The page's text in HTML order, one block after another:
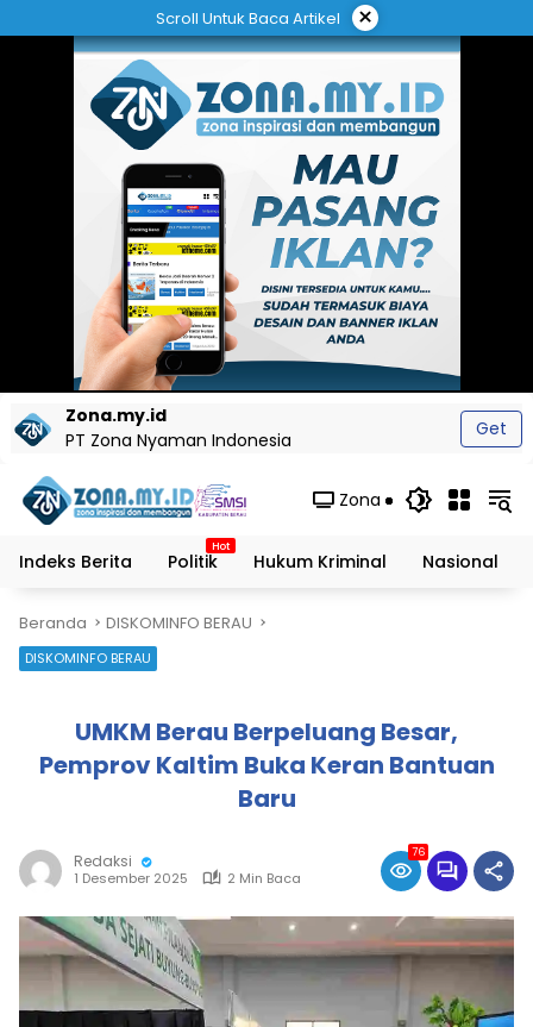
ke
Scroll Untuk Baca Artikel ×
Zona.my.id
PT Zona Nyaman Indonesia
Get
Zona
Indeks Berita Politik Hukum Kriminal Nasional
Beranda DISKOMINFO BERAU
DISKOMINFO BERAU
UMKM Berau Berpeluang Besar,
Pemprov Kaltim Buka Keran Bantuan
Baru
Redaksi
1 Desember 2025 2 Min Baca
76